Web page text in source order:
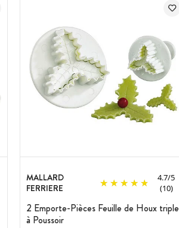
MALLARD
FERRIERE
4.7/5
(10)
2 Emporte-Pièces Feuille de Houx triple
à Poussoir